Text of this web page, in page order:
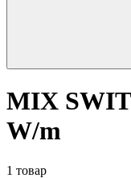
MIX
W/m
1 товар